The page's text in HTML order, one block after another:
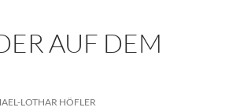
AUF DEM
LOTHAR HÖFLER